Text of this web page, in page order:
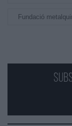
Fundació